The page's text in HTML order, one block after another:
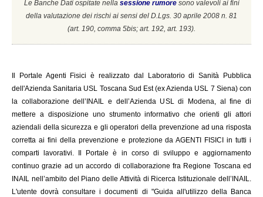
Le Banche Dati ospitate nella sessione rumore sono valevoli ai fini
della valutazione dei rischi ai sensi del D.Lgs. 30 aprile 2008 n. 81
(art. 190, comma 5bis; art. 192, art. 193).
Portale Agenti Fisici è realizzato dal Laboratorio di Sanità Pubblica
dell'Azienda Sanitaria USL Toscana Sud Est (ex Azienda USL 7 Siena) con
la collaborazione dell’INAIL e dell’Azienda USL di Modena, al fine di
mettere a disposizione uno strumento informativo che orienti gli attori
aziendali della sicurezza e gli operatori della prevenzione ad una risposta
corretta ai fini della prevenzione e protezione da AGENTI FISICI in tutti i
comparti lavorativi. Il Portale è in corso di sviluppo e aggiornamento
continuo grazie ad un accordo di collaborazione fra Regione Toscana ed
INAIL nell’ambito del Piano delle Attività di Ricerca Istituzionale dell’INAIL.
L'utente dovrà consultare i documenti di "Guida all'utilizzo della Banca